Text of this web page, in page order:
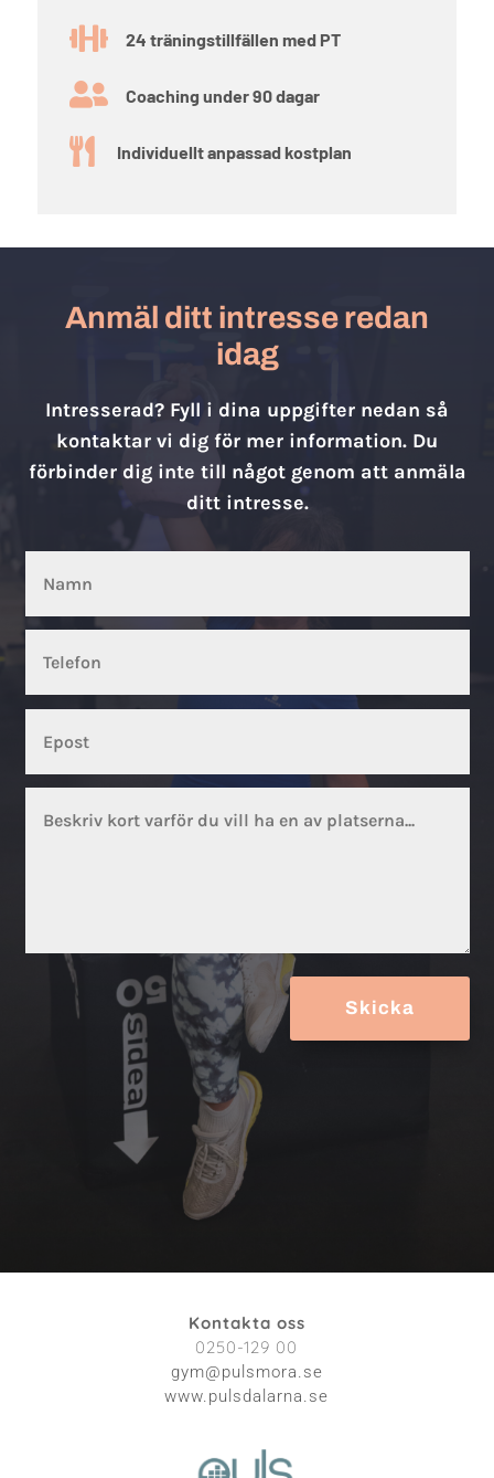
 24 träningstillfällen med PT
 Coaching under 90 dagar
 Individuellt anpassad kostplan
Anmäl ditt intresse redan
idag
Intresserad? Fyll i dina uppgifter nedan så
kontaktar vi dig för mer information. Du
förbinder dig inte till något genom att anmäla
ditt intresse.
Skicka
Kontakta oss
0250-129 00
gym@pulsmora.se
www.pulsdalarna.se